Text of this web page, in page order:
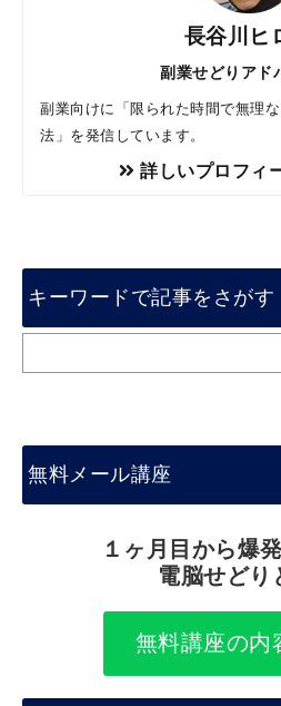
長谷川ヒ
副業せどりアド
副業向けに「限られた時間で無理
法」を発信しています。
詳しいプロフィ
キーワードで記事をさがす
無料メール講座
１ヶ月目から爆
電脳せどり
無料講座の内